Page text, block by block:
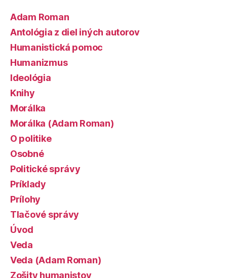
Adam Roman
Antológia z diel iných autorov
Humanistická pomoc
Humanizmus
Ideológia
Knihy
Morálka
Morálka (Adam Roman)
O politike
Osobné
Politické správy
Príklady
Prílohy
Tlačové správy
Úvod
Veda
Veda (Adam Roman)
Zošity humanistov